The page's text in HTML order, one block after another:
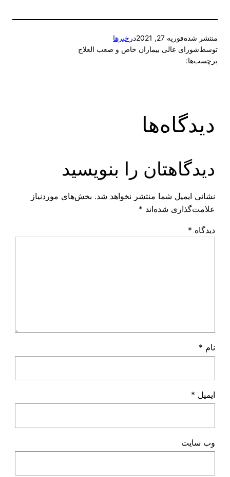
منتشر شدهفوریه 27, 2021 در خبرها
توسطشورای عالی بیماران خاص و صعب العلاج
برچسب‌ها:
دیدگاه‌ها
دیدگاهتان را بنویسید
نشانی ایمیل شما منتشر نخواهد شد. بخش‌های موردنیاز
علامت‌گذاری شده‌اند *
دیدگاه *
نام *
ایمیل *
وب‌ سایت